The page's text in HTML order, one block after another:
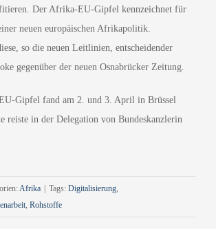
Der Afrika-EU-Gipfel kennzeichnet für
neuen europäischen Afrikapolitik.
so die neuen Leitlinien, entscheidender
gegenüber der neuen Osnabrücker Zeitung.
Gipfel fand am 2. und 3. April in Brüssel
reiste in der Delegation von Bundeskanzlerin
Afrika | Tags: Digitalisierung
Rohstoffe